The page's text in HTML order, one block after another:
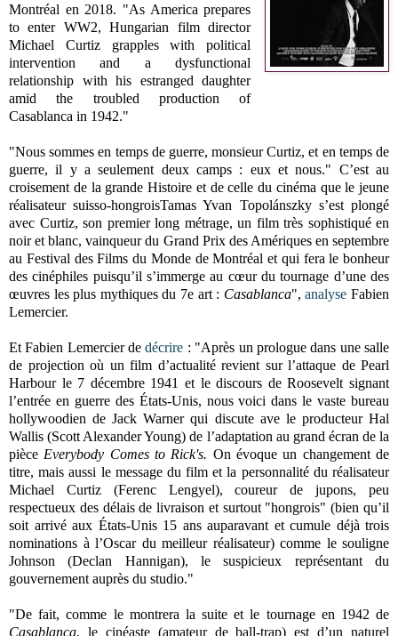
Montréal en 2018. "As America prepares
to enter WW2, Hungarian film director
Michael Curtiz grapples with political
intervention and a dysfunctional
relationship with his estranged daughter
amid the troubled production of
Casablanca in 1942."
"Nous sommes en temps de guerre, monsieur Curtiz, et en temps de
guerre, il y a seulement deux camps : eux et nous." C’est au
croisement de la grande Histoire et de celle du cinéma que le jeune
réalisateur suisso-hongroisTamas Yvan Topolánszky s’est plongé
avec Curtiz, son premier long métrage, un film très sophistiqué en
noir et blanc, vainqueur du Grand Prix des Amériques en septembre
au Festival des Films du Monde de Montréal et qui fera le bonheur
des cinéphiles puisqu’il s’immerge au cœur du tournage d’une des
œuvres les plus mythiques du 7e art : Casablanca",analyse Fabien
Lemercier.
Et Fabien Lemercierdedécrire : "Après un prologue dans une salle
de projection où un film d’actualité revient sur l’attaque de Pearl
Harbour le 7 décembre 1941 et le discours de Roosevelt signant
l’entrée en guerre des États-Unis, nous voici dans le vaste bureau
hollywoodien de Jack Warner qui discute ave le producteur Hal
Wallis (Scott Alexander Young) de l’adaptation au grand écran de la
pièce Everybody Comes to Rick's. On évoque un changement de
titre, mais aussi le message du film et la personnalité du réalisateur
Michael Curtiz (Ferenc Lengyel), coureur de jupons, peu
respectueux des délais de livraison et surtout "hongrois" (bien qu’il
soit arrivé aux États-Unis 15 ans auparavant et cumule déjà trois
nominations à l’Oscar du meilleur réalisateur) comme le souligne
Johnson (Declan Hannigan), le suspicieux représentant du
gouvernement auprès du studio."
"De fait, comme le montrera la suite et le tournage en 1942 de
Casablanca, le cinéaste (amateur de ball-trap) est d’un naturel